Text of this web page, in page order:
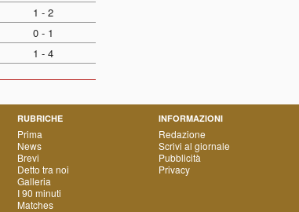
1 - 2
0 - 1
1 - 4
RUBRICHE
Prima
News
Brevi
Detto tra noi
Galleria
I 90 minuti
Matches
INFORMAZIONI
Redazione
Scrivi al giornale
Pubblicità
Privacy